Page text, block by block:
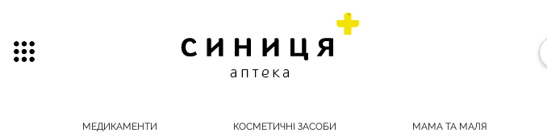
МЕДИКАМЕНТИ КОСМЕТИЧНІ ЗАСОБИ МАМА ТА МАЛЯ